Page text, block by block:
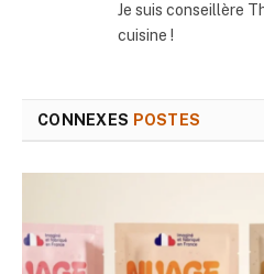
Je suis conseillère
cuisine !
CONNEXES POSTES